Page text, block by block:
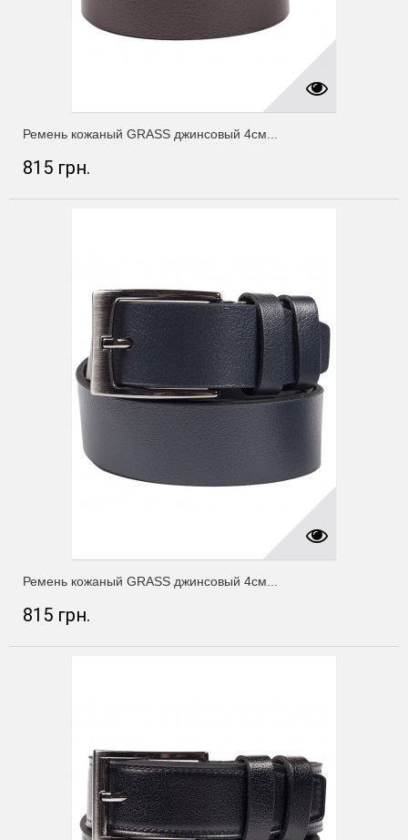
Ремень кожаный GRASS джинсовый 4см...
815 грн.
Ремень кожаный GRASS джинсовый 4см...
815 грн.